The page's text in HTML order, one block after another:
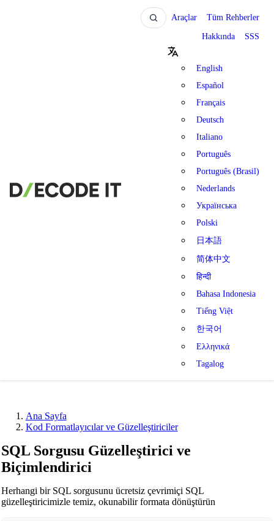
Araçlar Tüm Rehberler
Hakkında SSS
English
Español
Français
Deutsch
Italiano
Português
Português (Brasil)
Nederlands
Українська
Polski
日本語
简体中文
हिन्दी
Bahasa Indonesia
Tiếng Việt
한국어
Ελληνικά
Tagalog
Ana Sayfa
Kod Formatlayıcılar ve Güzelleştiriciler
SQL Sorgusu Güzelleştirici ve
Biçimlendirici
Herhangi bir SQL sorgusunu ücretsiz çevrimiçi SQL
güzelleştiricimizle temiz, okunabilir formata dönüştürün